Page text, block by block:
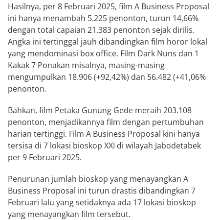
Hasilnya, per 8 Februari 2025, film A Business Proposal
ini hanya menambah 5.225 penonton, turun 14,66%
dengan total capaian 21.383 penonton sejak dirilis.
Angka ini tertinggal jauh dibandingkan film horor lokal
yang mendominasi box office. Film Dark Nuns dan 1
Kakak 7 Ponakan misalnya, masing-masing
mengumpulkan 18.906 (+92,42%) dan 56.482 (+41,06%
penonton.
Bahkan, film Petaka Gunung Gede meraih 203.108
penonton, menjadikannya film dengan pertumbuhan
harian tertinggi. Film A Business Proposal kini hanya
tersisa di 7 lokasi bioskop XXI di wilayah Jabodetabek
per 9 Februari 2025.
Penurunan jumlah bioskop yang menayangkan A
Business Proposal ini turun drastis dibandingkan 7
Februari lalu yang setidaknya ada 17 lokasi bioskop
yang menayangkan film tersebut.